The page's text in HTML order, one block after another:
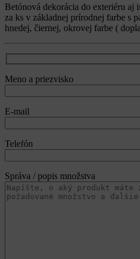
Betónová dekorácia do exteriéru aj
za ks v základnej prírodnej farbe s
hnedej, čiernej, okrovej farbe (
Meno a priezvisko
E-mail
Telefón
Správa / popis množstva